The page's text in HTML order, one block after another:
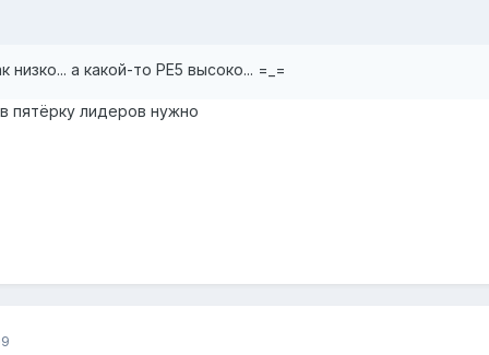
а какой-то РЕ5 высоко... =_=
пятёрку лидеров нужно